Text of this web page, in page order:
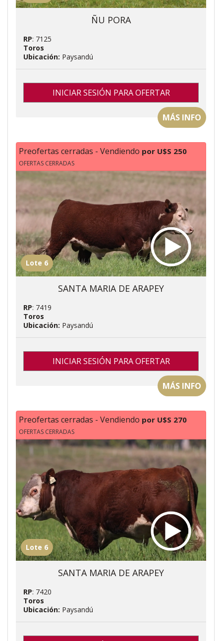
ÑU PORA
RP: 7125
Toros
Ubicación: Paysandú
INICIAR SESIÓN PARA OFERTAR
MÁS INFO
Preofertas cerradas - Vendiendo por U$S 250
OFERTAS CERRADAS
Lote 6
SANTA MARIA DE ARAPEY
RP: 7419
Toros
Ubicación: Paysandú
INICIAR SESIÓN PARA OFERTAR
MÁS INFO
Preofertas cerradas - Vendiendo por U$S 270
OFERTAS CERRADAS
Lote 6
SANTA MARIA DE ARAPEY
RP: 7420
Toros
Ubicación: Paysandú